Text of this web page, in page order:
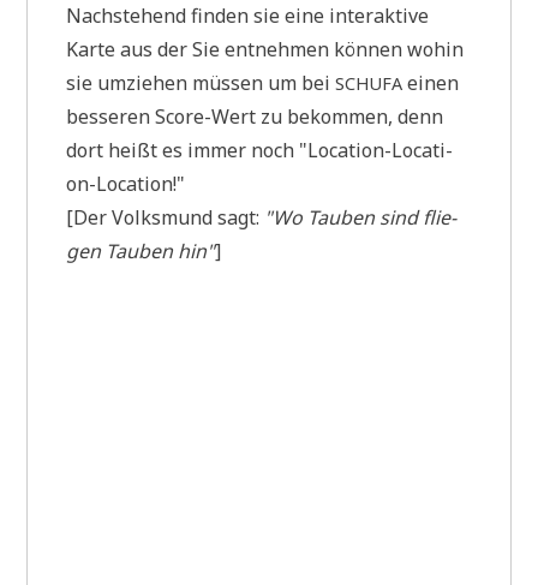
Nach­ste­hend fin­den sie eine inter­ak­ti­ve
Kar­te aus der Sie ent­neh­men kön­nen wohin
sie umzie­hen müs­sen um beiSCHUFA einen
bes­se­ren Score-Wert zu bekom­men, denn
dort heißt es immer noch "Loca­ti­on-Loca­ti­
on-Loca­ti­on!"
[Der Volks­mund sagt: "Wo Tau­ben sind flie­
gen Tau­ben hin"]